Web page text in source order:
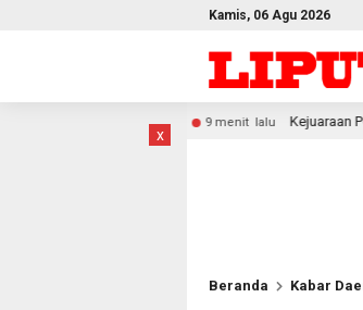
Kamis, 06 Agu 2026
x
Kejuaraan Pencak Silat Piala
Beranda Kabar